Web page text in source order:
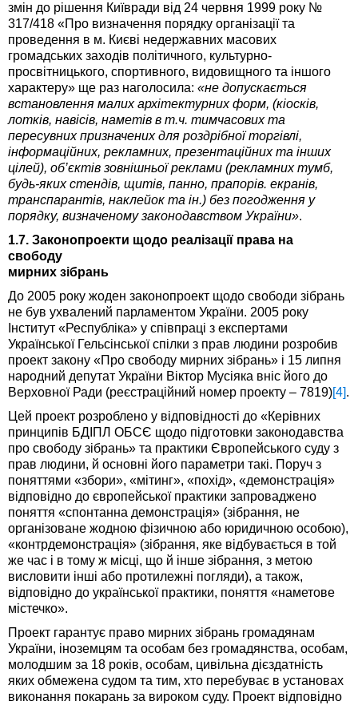
змін до рішення Київради від 24 червня 1999 року №
317/418 «Про визначення порядку організації та
проведення в м. Києві недержавних масових
громадських заходів політичного, культурно-
просвітницького, спортивного, видовищного та іншого
характеру» ще раз наголосила: «не допускається
встановлення малих архітектурних форм, (кіосків,
лотків, навісів, наметів в т.ч. тимчасових та
пересувних призначених для роздрібної торгівлі,
інформаційних, рекламних, презентаційних та інших
цілей), об’єктів зовнішньої реклами (рекламних тумб,
будь-яких стендів, щитів, панно, прапорів. екранів,
транспарантів, наклейок та ін.) без погодження у
порядку, визначеному законодавством України».
1.7. Законопроекти щодо реалізації права на
свободу
мирних зібрань
До 2005 року жоден законопроект щодо свободи зібрань
не був ухвалений парламентом України. 2005 року
Інститут «Республіка» у співпраці з експертами
Української Гельсінської спілки з прав людини розробив
проект закону «Про свободу мирних зібрань» і 15 липня
народний депутат України Віктор Мусіяка вніс його до
Верховної Ради (реєстраційний номер проекту – 7819) [4] .
Цей проект розроблено у відповідності до «Керівних
принципів БДІПЛ ОБСЄ щодо підготовки законодавства
про свободу зібрань» та практики Європейського суду з
прав людини, й основні його параметри такі. Поруч з
поняттями «збори», «мітинг», «похід», «демонстрація»
відповідно до європейської практики запроваджено
поняття «спонтанна демонстрація» (зібрання, не
організоване жодною фізичною або юридичною особою),
«контрдемонстрація» (зібрання, яке відбувається в той
же час і в тому ж місці, що й інше зібрання, з метою
висловити інші або протилежні погляди), а також,
відповідно до української практики, поняття «наметове
містечко».
Проект гарантує право мирних зібрань громадянам
України, іноземцям та особам без громадянства, особам,
молодшим за 18 років, особам, цивільна дієздатність
яких обмежена судом та тим, хто перебуває в установах
виконання покарань за вироком суду. Проект відповідно